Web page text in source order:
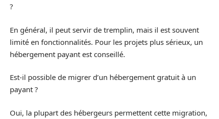
?
En général, il peut servir de tremplin, mais il est souvent
limité en fonctionnalités. Pour les projets plus sérieux, un
hébergement payant est conseillé.
Est-il possible de migrer d’un hébergement gratuit à un
payant ?
Oui, la plupart des hébergeurs permettent cette migration,